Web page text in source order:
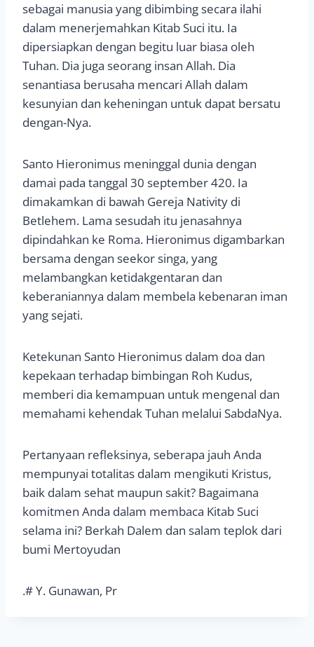
sebagai manusia yang dibimbing secara ilahi
dalam menerjemahkan Kitab Suci itu. Ia
dipersiapkan dengan begitu luar biasa oleh
Tuhan. Dia juga seorang insan Allah. Dia
senantiasa berusaha mencari Allah dalam
kesunyian dan keheningan untuk dapat bersatu
dengan-Nya.
Santo Hieronimus meninggal dunia dengan
damai pada tanggal 30 september 420. Ia
dimakamkan di bawah Gereja Nativity di
Betlehem. Lama sesudah itu jenasahnya
dipindahkan ke Roma. Hieronimus digambarkan
bersama dengan seekor singa, yang
melambangkan ketidakgentaran dan
keberaniannya dalam membela kebenaran iman
yang sejati.
Ketekunan Santo Hieronimus dalam doa dan
kepekaan terhadap bimbingan Roh Kudus,
memberi dia kemampuan untuk mengenal dan
memahami kehendak Tuhan melalui SabdaNya.
Pertanyaan refleksinya, seberapa jauh Anda
mempunyai totalitas dalam mengikuti Kristus,
baik dalam sehat maupun sakit? Bagaimana
komitmen Anda dalam membaca Kitab Suci
selama ini? Berkah Dalem dan salam teplok dari
bumi Mertoyudan
.# Y. Gunawan, Pr